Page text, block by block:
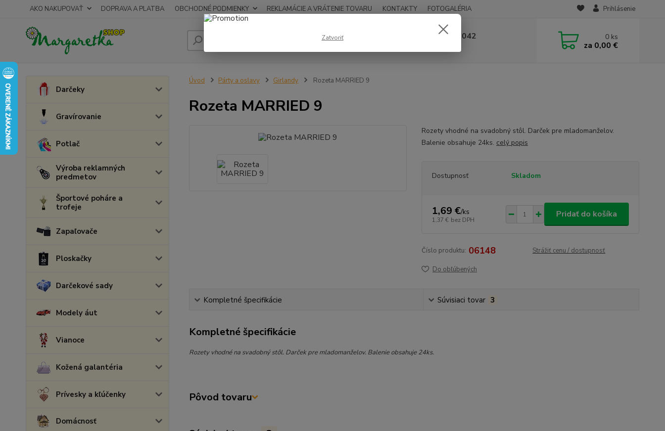
AKO NAKUPOVAŤ DOPRAVA A PLATBA OBCHODNÉ PODMIENKY REKLAMÁCIE A VRÁTENIE TOVARU KONTAKTY FOTOGALÉRIA Prihlásenie
Hľadať 0948 236 042 0 ks
za 0,00 €
Darčeky
Gravírovanie
Potlač
Výroba reklamných
predmetov
Športové poháre a
trofeje
Zapaľovače
Ploskačky
Darčekové sady
Modely áut
Vianoce
Kožená galantéria
Prívesky a kľúčenky
Domácnosť
Úvod Párty a oslavy Girlandy Rozeta MARRIED 9
Rozeta MARRIED 9
Rozety vhodné na svadobný stôl. Darček pre mladomanželov.
Balenie obsahuje 24ks. celý popis
Dostupnosť Skladom
1,69 €/ks
1,37 € bez DPH
Pridať do košíka
Číslo produktu: 06148 Strážiť cenu / dostupnosť
Do obľúbených
Kompletné špecifikácie Súvisiaci tovar 3
Kompletné špecifikácie
Rozety vhodné na svadobný stôl. Darček pre mladomanželov. Balenie obsahuje 24ks.
Pôvod tovaru
Zatvoriť